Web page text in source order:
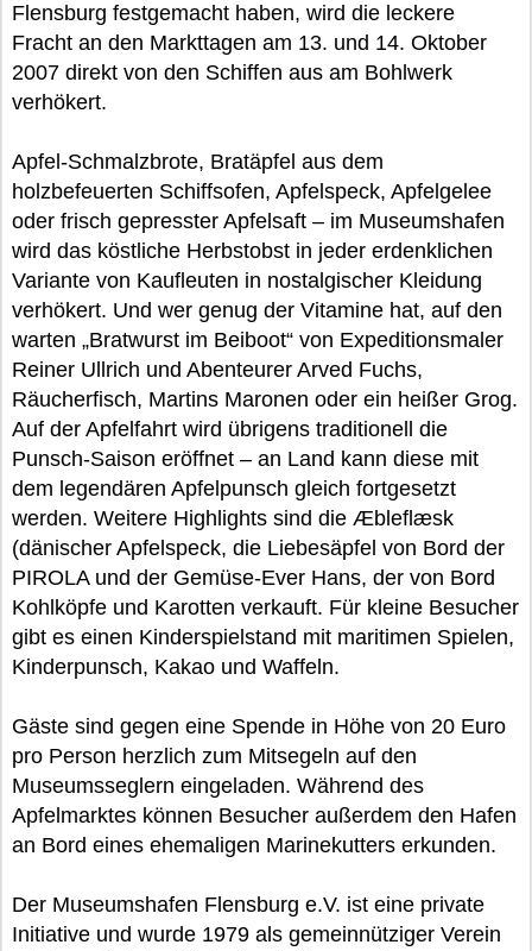
Flensburg festgemacht haben, wird die leckere
Fracht an den Markttagen am 13. und 14. Oktober
2007 direkt von den Schiffen aus am Bohlwerk
verhökert.
Apfel-Schmalzbrote, Bratäpfel aus dem
holzbefeuerten Schiffsofen, Apfelspeck, Apfelgelee
oder frisch gepresster Apfelsaft – im Museumshafen
wird das köstliche Herbstobst in jeder erdenklichen
Variante von Kaufleuten in nostalgischer Kleidung
verhökert. Und wer genug der Vitamine hat, auf den
warten „Bratwurst im Beiboot“ von Expeditionsmaler
Reiner Ullrich und Abenteurer Arved Fuchs,
Räucherfisch, Martins Maronen oder ein heißer Grog.
Auf der Apfelfahrt wird übrigens traditionell die
Punsch-Saison eröffnet – an Land kann diese mit
dem legendären Apfelpunsch gleich fortgesetzt
werden. Weitere Highlights sind die Æbleflæsk
(dänischer Apfelspeck, die Liebesäpfel von Bord der
PIROLA und der Gemüse-Ever Hans, der von Bord
Kohlköpfe und Karotten verkauft. Für kleine Besucher
gibt es einen Kinderspielstand mit maritimen Spielen,
Kinderpunsch, Kakao und Waffeln.
Gäste sind gegen eine Spende in Höhe von 20 Euro
pro Person herzlich zum Mitsegeln auf den
Museumsseglern eingeladen. Während des
Apfelmarktes können Besucher außerdem den Hafen
an Bord eines ehemaligen Marinekutters erkunden.
Der Museumshafen Flensburg e.V. ist eine private
Initiative und wurde 1979 als gemeinnütziger Verein